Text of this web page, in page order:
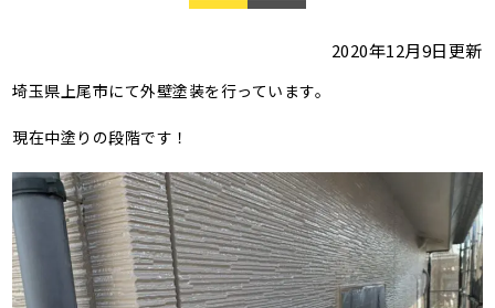
2020年12月9日更新
埼玉県上尾市にて外壁塗装を行っています。
現在中塗りの段階です！